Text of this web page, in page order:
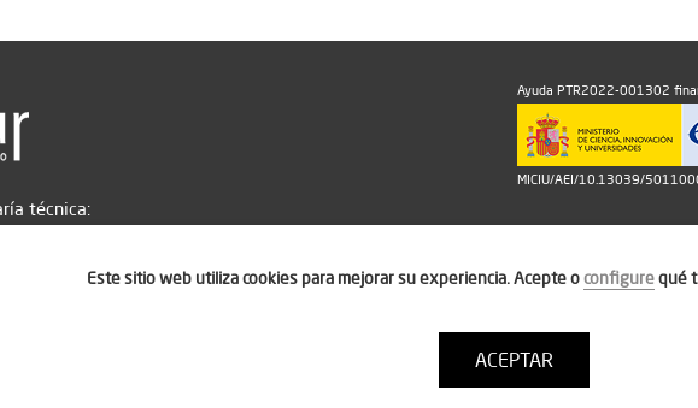
técnica:
Ayuda PTR2022-001302
MICIU/AEI/10.13039/
Condiciones de uso Contacto:
Este sitio web utiliza cookies para mejorar su experiencia. Acepte oconfigurequé
ACEPTAR